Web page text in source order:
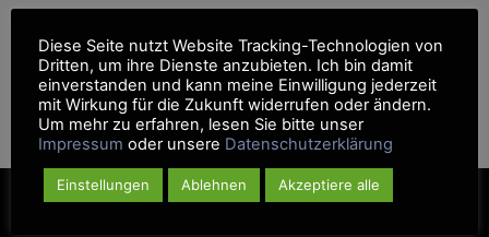
Öffentlichkeit zu präsentieren. Eine
Bewerbung – viele Chancen: Jetzt bewerben.
Alle Gründerinnen und Start-up-Teams die
Diese Seite nutzt Website Tracking-Technologien von
Dritten, um ihre Dienste anzubieten. Ich bin damit
einverstanden und kann meine Einwilligung jederzeit
mit Wirkung für die Zukunft widerrufen oder ändern.
Um mehr zu erfahren, lesen Sie bitte unser
Impressum oder unsere Datenschutzerklärung
Einstellungen Ablehnen Akzeptiere alle